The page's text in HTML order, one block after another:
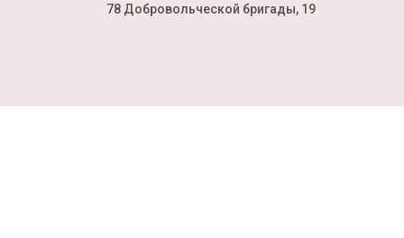
78 Добровольческой бригады, 19